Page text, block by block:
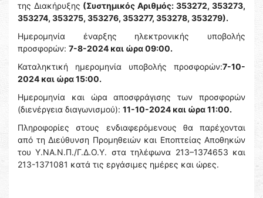
της Διακήρυξης (Συστημικός Αριθμός: 353272, 353273,
353274, 353275, 353276, 353277, 353278, 353279).
Ημερομηνία έναρξης ηλεκτρονικής υποβολής
προσφορών: 7-8-2024 και ώρα 09:00.
Καταληκτική ημερομηνία υποβολής προσφορών:7-10-
2024 και ώρα 15:00.
Ημερομηνία και ώρα αποσφράγισης των προσφορών
(διενέργεια διαγωνισμού): 11-10-2024 και ώρα 11:00.
Πληροφορίες στους ενδιαφερόμενους θα παρέχονται
από τη Διεύθυνση Προμηθειών και Εποπτείας Αποθηκών
του Υ.ΝΑ.Ν.Π./Γ.Δ.Ο.Υ. στα τηλέφωνα 213–1374653 και
213-1371081 κατά τις εργάσιμες ημέρες και ώρες.